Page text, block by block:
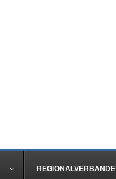
REGIONALVERBÄNDE